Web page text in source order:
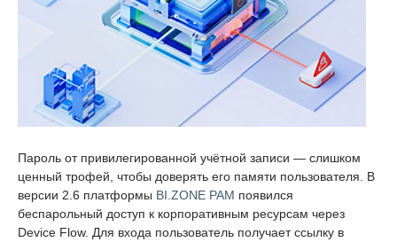
Пароль от привилегированной учётной записи — слишком
ценный трофей, чтобы доверять его памяти пользователя. В
версии 2.6 платформы BI.ZONE PAM появился
беспарольный доступ к корпоративным ресурсам через
Device Flow. Для входа пользователь получает ссылку в